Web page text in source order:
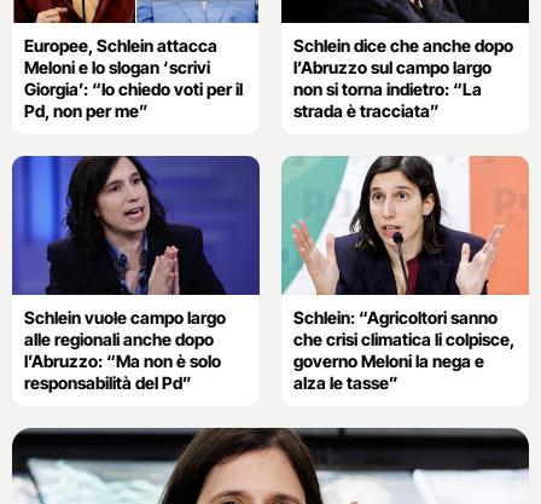
Europee, Schlein attacca
Meloni e lo slogan ‘scrivi
Giorgia’: “Io chiedo voti per il
Pd, non per me”
Schlein dice che anche dopo
l’Abruzzo sul campo largo
non si torna indietro: “La
strada è tracciata”
Schlein vuole campo largo
alle regionali anche dopo
l’Abruzzo: “Ma non è solo
responsabilità del Pd”
Schlein: “Agricoltori sanno
che crisi climatica li colpisce,
governo Meloni la nega e
alza le tasse”